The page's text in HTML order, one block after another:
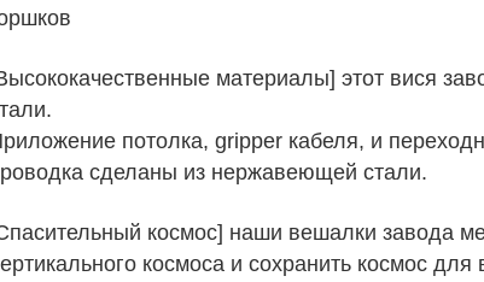
материалы] этот вися
потолка, gripper кабеля, и
сделаны из нержавеющей стали.
космос] наши вешалки завода
космоса и сохранить космос